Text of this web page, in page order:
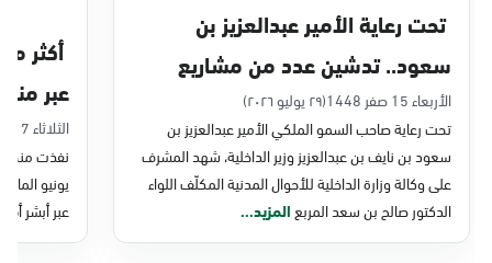
التوجه للموقع
الدمام, الدمام - بنده - حي الشاطئ
الأحد - الخميس (08:00-14:30)
التوجه للموقع
الدمام, الدمام - بنده ضاحية الملك فهد
تحت رعاية الأمير عبدالعزيز بن
سعود.. تدشين عدد من مشاريع
التحول الرقمي والخدمات الإلكترونية
للأحوال المدنية
الأربعاء 15 صفر 1448
(٢٩ يوليو ٢٠٢٦)
تحت رعاية صاحب السمو الملكي الأمير عبدالعزيز بن
سعود بن نايف بن عبدالعزيز وزير الداخلية، شهد المشرف
على وكالة وزارة الداخلية للأحوال المدنية المكلّف اللواء
الدكتور صالح بن سعد المربعالمزيد...
عبر
الثلاثاء 7 صفر 1448
نفذت منصة
عبر أبشر